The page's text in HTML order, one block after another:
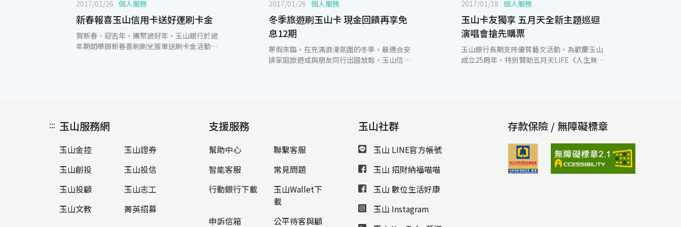
2017/01/26 個人服務
新春報喜玉山信用卡送好運刷卡金
賀新春、迎吉年，團聚過好年，玉山銀行於過
年期間舉辦新春喜刷刷兌簽單送刷卡金活動，
您刷越多，簽單中越多。 除了過年限定活動，
天天刷玉山信用卡，讓您新年好運到。週一網
金；週二百貨日，刷玉山統一時代聯名卡，台
北店館內單筆消費滿888元贈100元百貨商品
抵用券；週三寶雅日，刷玉山寶雅聯名卡，單
筆滿999元以上，現折100元購物金；週四藥
妝美妝日，康是美單筆滿888元贈100元商品
提貨券；週五團購日，生活市集單筆消費滿
1,300元贈100元刷卡金；週六文青日，博客來
2017/01/26 個人服務
冬季旅遊刷玉山卡 現金回饋再享免
息12期
寒假來臨，在充滿浪漫氛圍的冬季，最適合安
排家庭旅遊或與朋友同行出國放鬆，玉山信用
案，包含雄獅、可樂、東南、山富、五福、鳳
凰、華友…等27家旅行社，活動期間登錄活
動，並於精選之合作旅行社累積消費每滿
20,000元，享200元刷卡金回饋，上限新臺幣
2,000元，還可享有最高12期分期0利率及紅利
點數100%折抵團費等多重優惠，讓卡友在享
受冬季旅遊的同時，盡情創造愉快美好的回
憶。此外，即日起至2017年3月31日在海外實
體商店及國外網站消費，累積刷滿新臺幣
20,000元即享額外1%現金回饋，上限新臺幣
2017/01/18 個人服務
玉山卡友獨享 五月天全新主題巡迴
演唱會搶先購票
玉山銀行長期支持優質藝文活動，為歡慶玉山
成立25周年，特別贊助五月天LiFE《人生無限
的粉絲及玉山卡友把握難得機會。 2017五月
天LiFE《人生無限公司》巡迴演唱會為全新主
題，選定台灣最大演唱會場地-高雄世運主場
館為巡演首站，每場可容納5萬名歌迷，演唱
會訊息一公布即引起眾多歌迷熱烈迴響。本次
演唱會門票將於1月21日下午5點在拓元售票系
::: 玉山服務網
玉山金控
玉山證券
玉山創投
玉山投信
玉山投顧
玉山志工
玉山文教
菁英招募
支援服務
幫助中心
聯繫客服
智能客服
常見問題
行動銀行下載
玉山Wallet下
載
申訴信箱
公平待客與顧
玉山社群
玉山 LINE官方帳號
玉山 招財納福喵喵
玉山 數位生活好康
玉山 Instagram
存款保險 / 無障礙標章